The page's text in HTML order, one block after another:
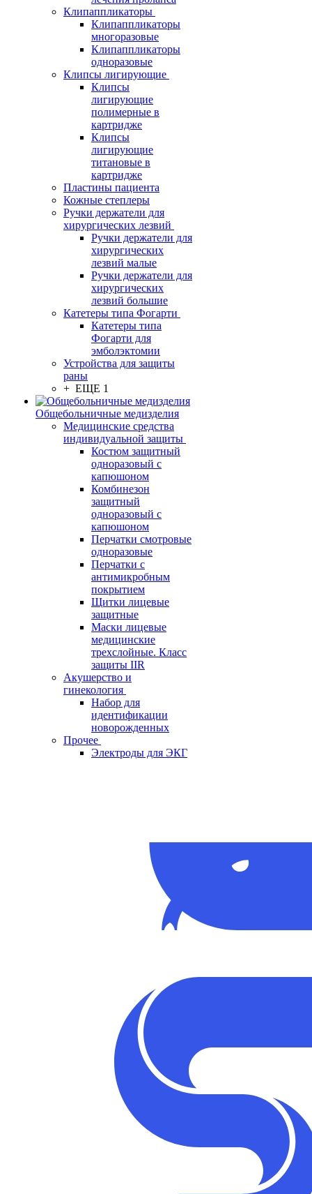
Клипаппликаторы
Клипаппликаторы
многоразовые
Клипаппликаторы
одноразовые
Клипсы лигирующие
Клипсы
лигирующие
полимерные в
картридже
Клипсы
лигирующие
титановые в
картридже
Пластины пациента
Кожные степлеры
Ручки держатели для
хирургических лезвий
Ручки держатели для
хирургических
лезвий малые
Ручки держатели для
хирургических
лезвий большие
Катетеры типа Фогарти
Катетеры типа
Фогарти для
эмболэктомии
Устройства для защиты
раны
+ ЕЩЕ 1
Общебольничные медизделия
Медицинские средства
индивидуальной защиты
Костюм защитный
одноразовый с
капюшоном
Комбинезон
защитный
одноразовый с
капюшоном
Перчатки смотровые
одноразовые
Перчатки с
антимикробным
покрытием
Щитки лицевые
защитные
Маски лицевые
медицинские
трехслойные. Класс
защиты IIR
Акушерство и
гинекология
Набор для
идентификации
новорожденных
Прочее
Электроды для ЭКГ